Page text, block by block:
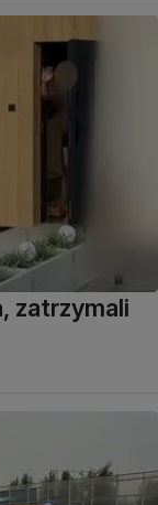
zatrzymali